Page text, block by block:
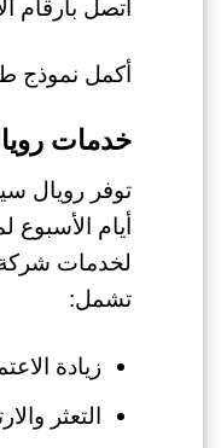
اتصل بأرقام الآتية: 01287223589 –
أكمل نموذج
خدمات
توفر رويال
أيام
لخدمات شركة
تشمل:
زيادة
التعثر